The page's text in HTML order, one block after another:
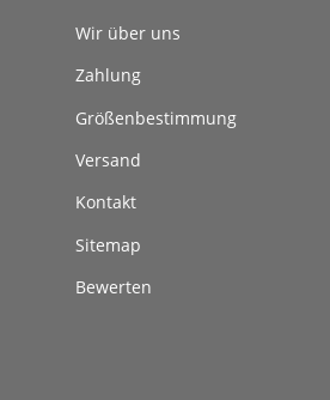
Wir über uns
Zahlung
Größenbestimmung
Versand
Kontakt
Sitemap
Bewerten